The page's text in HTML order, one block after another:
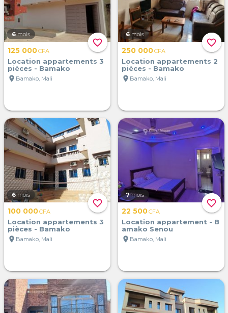
favorite_border
6 mois
125 000CFA
Location appartements 3
pièces - Bamako
location_on Bamako, Mali
favorite_border
6 mois
250 000CFA
Location appartements 2
pièces - Bamako
location_on Bamako, Mali
favorite_border
6 mois
100 000CFA
Location appartements 3
pièces - Bamako
location_on Bamako, Mali
favorite_border
7 mois
22 500CFA
Location appartement - B
amako Senou
location_on Bamako, Mali